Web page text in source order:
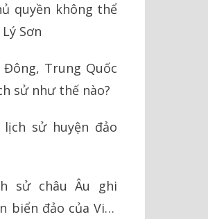
quyền không thể
Sơn
Trung Quốc
sử như thế nào?
sử huyện đảo
sử châu Âu ghi
biển đảo của Việt